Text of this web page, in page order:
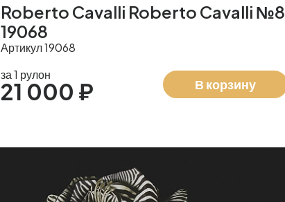
Roberto Cavalli Roberto Cavalli №8
19068
Артикул 19068
за 1 рулон
21 000 ₽ В корзину